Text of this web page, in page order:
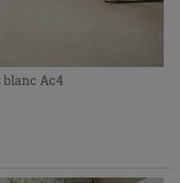
blanc Ac4